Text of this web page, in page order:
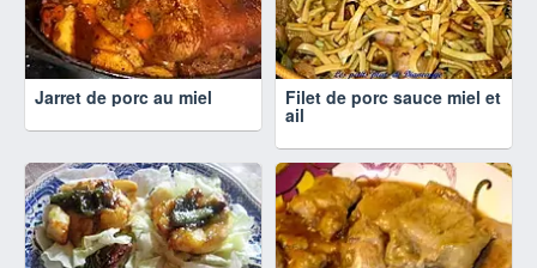
Jarret de porc au miel Filet de porc sauce miel et
ail